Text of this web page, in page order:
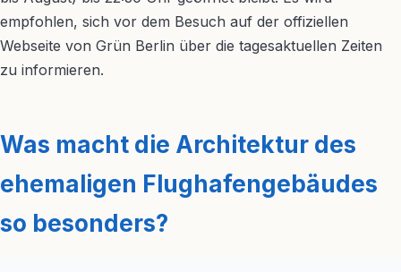
empfohlen, sich vor dem Besuch auf der offiziellen
Webseite von Grün Berlin über die tagesaktuellen Zeiten
zu informieren.
Was macht die Architektur des
ehemaligen Flughafengebäudes
so besonders?